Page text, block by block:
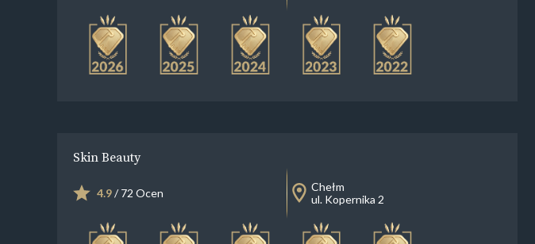
Skin Beauty
4.9/ 72 Ocen
Chełm
ul. Kopernika 2